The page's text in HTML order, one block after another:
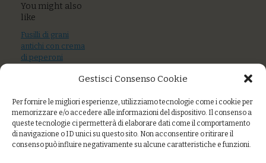
Gestisci Consenso Cookie
Per fornire le migliori esperienze, utilizziamo tecnologie come i cookie per
memorizzare e/o accedere alle informazioni del dispositivo. Il consenso a
queste tecnologie ci permetterà di elaborare dati come il comportamento
di navigazione o ID unici su questo sito. Non acconsentire o ritirare il
consenso può influire negativamente su alcune caratteristiche e funzioni.
You might also
like
Fusilli di grani
antichi con crema
di peperoni
Farro al sugo di
acciughe fresche
e capperi
Farro con gamberi